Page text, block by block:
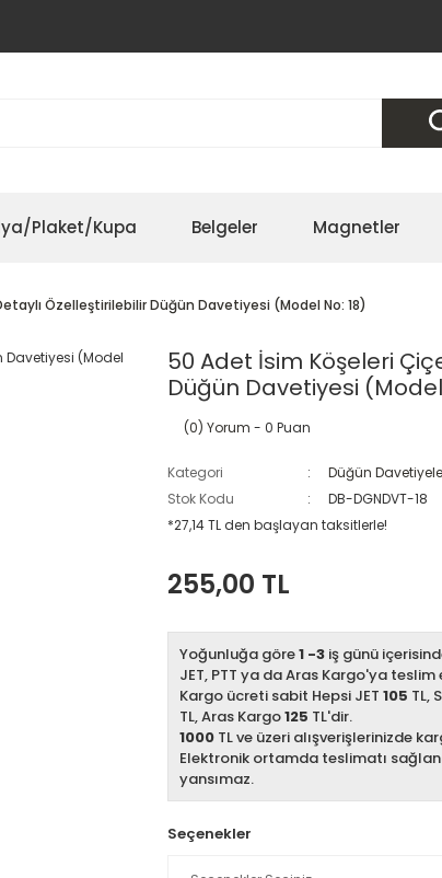
Plaket/Kupa Belgeler Magnetler
Özelleştirilebilir Düğün Davetiyesi (Model No: 18)
50 Adet İsim Köşeleri
Düğün Davetiyesi (Model
(0) Yorum - 0 Puan
Kategori Düğün
Stok Kodu
DB-DGNDVT-18
*27,14 TL den başlayan taksitlerle!
255,00 TL
Yoğunluğa göre1 -3 iş günü
JET, PTT ya da Aras Kargo'ya teslim
Kargo ücreti sabit Hepsi JET 105 TL,
TL, Aras Kargo125 TL'dir.
1000 TL ve üzeri alışverişlerinizde
Elektronik ortamda teslimatı
yansımaz.
Seçenekler